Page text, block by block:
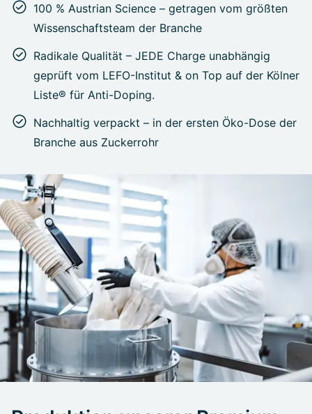
100 % Austrian Science – getragen vom größten
Wissenschaftsteam der Branche
Radikale Qualität – JEDE Charge unabhängig
geprüft vom LEFO-Institut & on Top auf der Kölner
Liste® für Anti-Doping.
Nachhaltig verpackt – in der ersten Öko-Dose der
Branche aus Zuckerrohr